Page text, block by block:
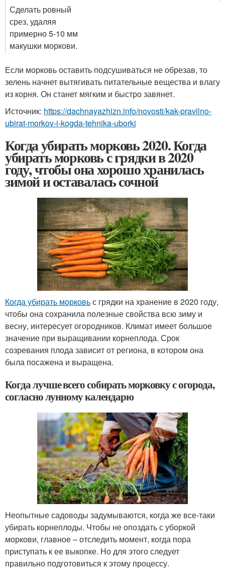
Сделать ровный
срез, удаляя
примерно 5-10 мм
макушки моркови.
Если морковь оставить подсушиваться не обрезав, то
зелень начнет вытягивать питательные вещества и влагу
из корня. Он станет мягким и быстро завянет.
Источник: https://dachnayazhizn.info/novosti/kak-pravilno-
ubirat-morkov-i-kogda-tehnika-uborki
Когда убирать морковь 2020. Когда
убирать морковь с грядки в 2020
году, чтобы она хорошо хранилась
зимой и оставалась сочной
Когда убирать морковьс грядки на хранение в 2020 году,
чтобы она сохранила полезные свойства всю зиму и
весну, интересует огородников. Климат имеет большое
значение при выращивании корнеплода. Срок
созревания плода зависит от региона, в котором она
была посажена и выращена.
Когда лучше всего собирать морковку с огорода,
согласно лунному календарю
Неопытные садоводы задумываются, когда же все-таки
убирать корнеплоды. Чтобы не опоздать с уборкой
моркови, главное – отследить момент, когда пора
приступать к ее выкопке. Но для этого следует
правильно подготовиться к этому процессу.